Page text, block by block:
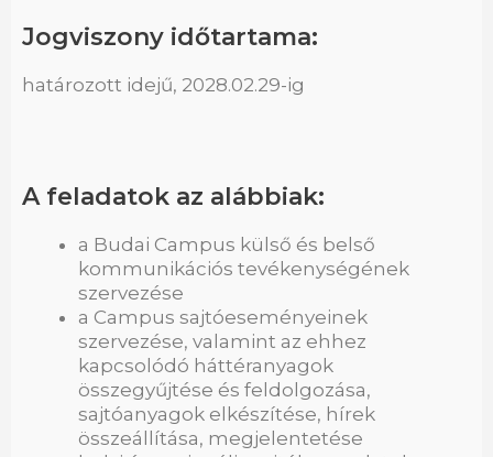
Jogviszony időtartama:
határozott idejű, 2028.02.29-ig
A feladatok az alábbiak:
a Budai Campus külső és belső
kommunikációs tevékenységének
szervezése
a Campus sajtóeseményeinek
szervezése, valamint az ehhez
kapcsolódó háttéranyagok
összegyűjtése és feldolgozása,
sajtóanyagok elkészítése, hírek
összeállítása, megjelentetése